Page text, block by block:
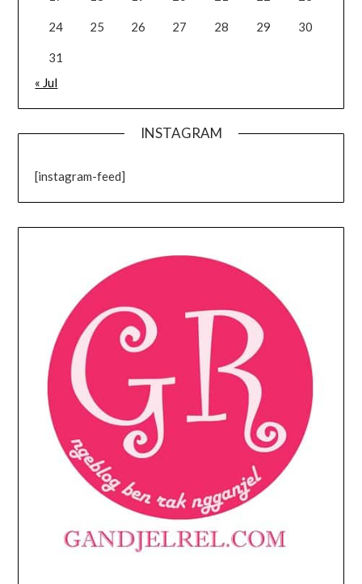
24 25 26 27 28 29 30
31
« Jul
INSTAGRAM
[instagram-feed]